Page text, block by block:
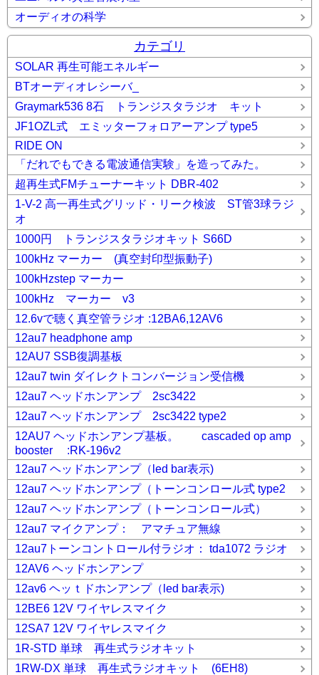
オーディオの科学
カテゴリ
SOLAR 再生可能エネルギー
BTオーディオレシーバ_
Graymark536 8石 トランジスタラジオ キット
JF1OZL式 エミッターフォロアーアンプ type5
RIDE ON
「だれでもできる電波通信実験」を造ってみた。
超再生式FMチューナーキット DBR-402
1-V-2 高一再生式グリッド・リーク検波 ST管3球ラジ
オ
1000円 トランジスタラジオキット S66D
100kHz マーカー (真空封印型振動子)
100kHzstep マーカー
100kHz マーカー v3
12.6vで聴く真空管ラジオ :12BA6,12AV6
12au7 headphone amp
12AU7 SSB復調基板
12au7 twin ダイレクトコンバージョン受信機
12au7 ヘッドホンアンプ 2sc3422
12au7 ヘッドホンアンプ 2sc3422 type2
12AU7 ヘッドホンアンプ基板。 cascaded op amp
booster :RK-196v2
12au7 ヘッドホンアンプ（led bar表示)
12au7 ヘッドホンアンプ（トーンコンロール式 type2
12au7 ヘッドホンアンプ（トーンコンロール式）
12au7 マイクアンプ： アマチュア無線
12au7トーンコントロール付ラジオ： tda1072 ラジオ
12AV6 ヘッドホンアンプ
12av6 ヘッｔドホンアンプ（led bar表示)
12BE6 12V ワイヤレスマイク
12SA7 12V ワイヤレスマイク
1R-STD 単球 再生式ラジオキット
1RW-DX 単球 再生式ラジオキット (6EH8)